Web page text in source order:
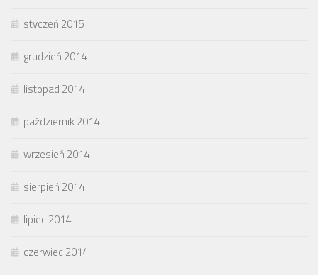
styczeń 2015
grudzień 2014
listopad 2014
październik 2014
wrzesień 2014
sierpień 2014
lipiec 2014
czerwiec 2014